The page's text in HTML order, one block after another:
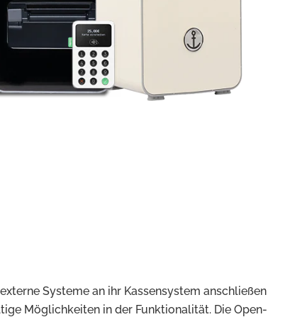
Systeme an ihr Kassensystem anschließen
Möglichkeiten in der Funktionalität. Die Open-